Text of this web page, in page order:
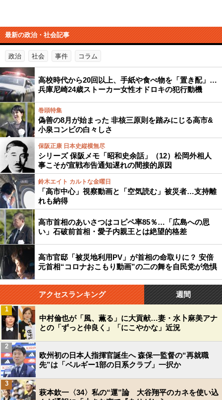
最新の政治・社会記事
政治 社会 事件 コラム
高校時代から20回以上、手紙や食べ物を「置き配」…
兵庫尼崎24歳ストーカー女性オドロキの犯行動機
巻頭特集
偽善の8月が始まった 非核三原則を踏みにじる高市&
小泉コンビの白々しさ
保阪正康 日本史縦横無尽
シリーズ 保阪メモ「昭和史余話」（12）松岡外相人
事こそが宣戦布告通知遅れの間接的原因
鈴木エイト カルトな金曜日
「高市中心」視察動画と「空気読む」被災者…支持離
れも納得
高市首相のあいさつはコピペ率85％…「広島への思
い」石破前首相・愛子内親王とは絶望的格差
高市官邸「被災地利用PV」が首相の命取りに？ 安倍
元首相“コロナおこもり動画”の二の舞を自民党が危惧
アクセスランキング 週間
中村倫也が「風、薫る」に大貢献…妻・水卜麻美アナ
との「ずっと仲良く」「にこやかな」近況
1
欧州初の日本人指揮官誕生へ 森保一監督の“再就職
先”は「ベルギー1部の日系クラブ」一択か
2
萩本欽一〈34〉私の“運”論 大谷翔平のカネを使い込
3